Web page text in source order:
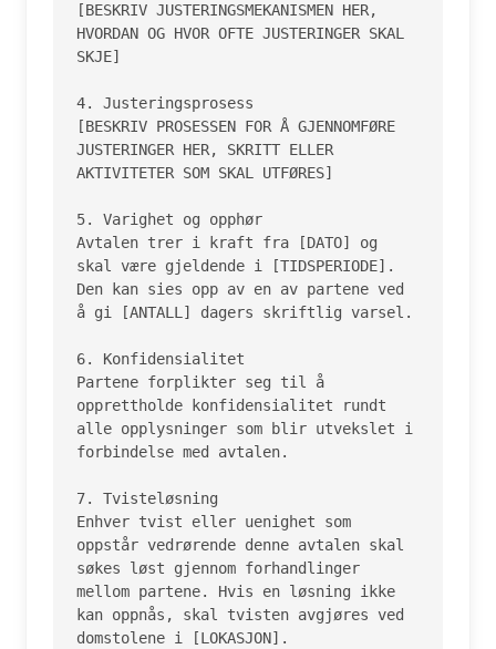
[BESKRIV JUSTERINGSMEKANISMEN HER,
HVORDAN OG HVOR OFTE JUSTERINGER SKAL
SKJE]
4. Justeringsprosess
[BESKRIV PROSESSEN FOR Å GJENNOMFØRE
JUSTERINGER HER, SKRITT ELLER
AKTIVITETER SOM SKAL UTFØRES]
5. Varighet og opphør
Avtalen trer i kraft fra [DATO] og
skal være gjeldende i [TIDSPERIODE].
Den kan sies opp av en av partene ved
å gi [ANTALL] dagers skriftlig varsel.
6. Konfidensialitet
Partene forplikter seg til å
opprettholde konfidensialitet rundt
alle opplysninger som blir utvekslet i
forbindelse med avtalen.
7. Tvisteløsning
Enhver tvist eller uenighet som
oppstår vedrørende denne avtalen skal
søkes løst gjennom forhandlinger
mellom partene. Hvis en løsning ikke
kan oppnås, skal tvisten avgjøres ved
domstolene i [LOKASJON].